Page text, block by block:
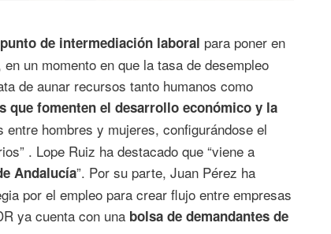
punto de intermediación laboral para poner en
un momento en que la tasa de desempleo
de aunar recursos tanto humanos como
que fomenten el desarrollo económico y la
hombres y mujeres, configurándose el
. Lope Ruiz ha destacado que “viene a
Andalucía”. Por su parte, Juan Pérez ha
por el empleo para crear flujo entre empresas
ya cuenta con una bolsa de demandantes de